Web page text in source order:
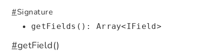
#Signature
getFields(): Array<IField>
#getField()